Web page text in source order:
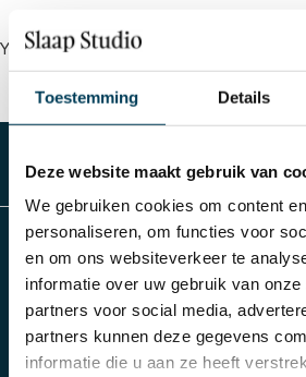
Toestemming Details
Deze website maakt gebruik van
We gebruiken cookies om content
personaliseren, om functies voor
en om ons websiteverkeer te
informatie over uw gebruik van
partners voor social media,
partners kunnen deze gegevens
informatie die u aan ze heeft
Yoga kussen, meditatie kussen
Slaap Studio
Al meer dan 70 jaar Damminga in